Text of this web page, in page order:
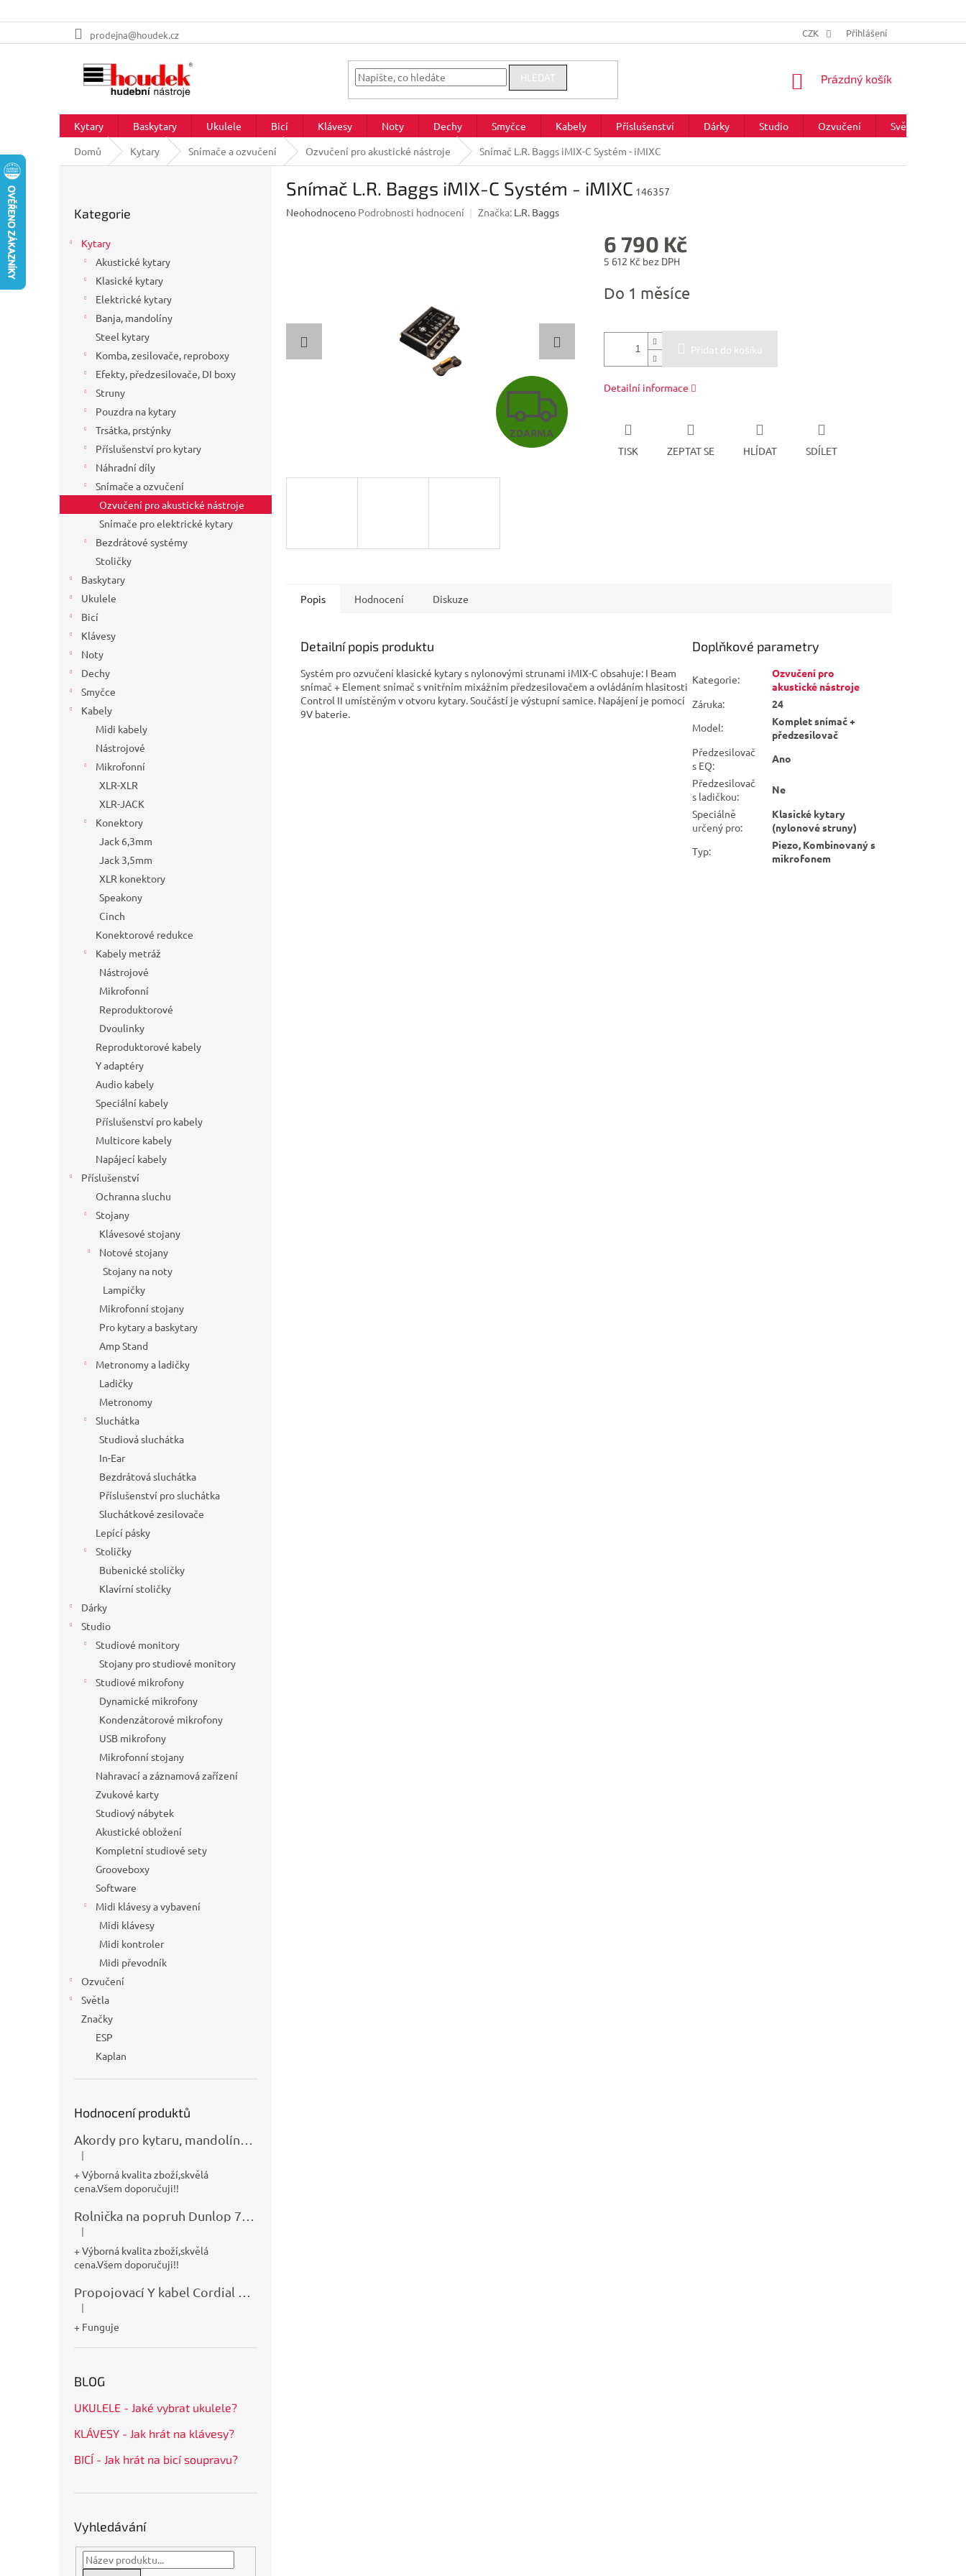
na
prodejna@houdek.cz CZK Přihlášení
HLEDAT
NÁKUPNÍ
Prázdný košík
Kytary Baskytary Ukulele Bicí Klávesy Noty Dechy Smyčce Kabely Příslušenství Dárky Studio Ozvučení Světla
Domů
Kytary Snímače a ozvučení Ozvučení pro akustické nástroje Snímač L.R. Baggs iMIX-C Systém - iMIXC
kategorie
Kategorie
Kytary
Akustické kytary
Klasické kytary
Elektrické kytary
Banja, mandolíny
Steel kytary
Komba, zesilovače, reproboxy
Efekty, předzesilovače, DI boxy
Struny
Pouzdra na kytary
Trsátka, prstýnky
Příslušenství pro kytary
Náhradní díly
Snímače a ozvučení
Ozvučení pro akustické nástroje
Snímače pro elektrické kytary
Bezdrátové systémy
Stoličky
Baskytary
Ukulele
Bicí
Klávesy
Noty
Dechy
Smyčce
Kabely
Midi kabely
Nástrojové
Mikrofonní
XLR-XLR
XLR-JACK
Konektory
Jack 6,3mm
Jack 3,5mm
XLR konektory
Speakony
Cinch
Konektorové redukce
Kabely metráž
Nástrojové
Mikrofonní
Reproduktorové
Dvoulinky
Reproduktorové kabely
Y adaptéry
Audio kabely
Speciální kabely
Příslušenství pro kabely
Multicore kabely
Napájecí kabely
Příslušenství
Ochranna sluchu
Stojany
Klávesové stojany
Notové stojany
Stojany na noty
Lampičky
Mikrofonní stojany
Pro kytary a baskytary
Amp Stand
Metronomy a ladičky
Ladičky
Metronomy
Sluchátka
Studiová sluchátka
In-Ear
Bezdrátová sluchátka
Příslušenství pro sluchátka
Sluchátkové zesilovače
Lepící pásky
Stoličky
Bubenické stoličky
Klavírní stoličky
Dárky
Studio
Studiové monitory
Stojany pro studiové monitory
Studiové mikrofony
Dynamické mikrofony
Kondenzátorové mikrofony
USB mikrofony
Mikrofonní stojany
Nahravací a záznamová zařízení
Zvukové karty
Studiový nábytek
Akustické obložení
Kompletní studiové sety
Grooveboxy
Software
Midi klávesy a vybavení
Midi klávesy
Midi kontroler
Midi převodník
Ozvučení
Světla
Značky
ESP
Kaplan
Hodnocení produktů
Hodnocení produktu je 5 z 5 hvězdiček.
|
+ Výborná kvalita zboží,skvělá
cena.Všem doporučuji!!
Hodnocení produktu je 5 z 5 hvězdiček.
|
+ Výborná kvalita zboží,skvělá
cena.Všem doporučuji!!
Hodnocení produktu je 5 z 5 hvězdiček.
|
+ Funguje
BLOG
UKULELE - Jaké vybrat ukulele?
KLÁVESY - Jak hrát na klávesy?
BICÍ - Jak hrát na bicí soupravu?
Vyhledávání
Snímač L.R. Baggs iMIX-C Systém - iMIXC 146357
Průměrné
Neohodnoceno Podrobnosti hodnocení Značka: L.R. Baggs
Z
D
A
ZDARMA
6 790 Kč
5 612 Kč bez DPH
cena:
Do 1 měsíce
Přidat do košíku
Detailní informace
TISK ZEPTAT SE HLÍDAT SDÍLET
Popis Hodnocení Diskuze
Detailní popis produktu
Systém pro ozvučení klasické kytary s nylonovými strunami iMIX-C obsahuje: I Beam
snímač + Element snímač s vnitřním mixážním předzesilovačem a ovládáním hlasitosti
Control II umístěným v otvoru kytary. Součástí je výstupní samice. Napájení je pomocí
9V baterie.
Doplňkové parametry
Kategorie:
Ozvučení pro
akustické nástroje
Záruka:
24
Model:
Komplet snímač +
předzesilovač
Předzesilovač
s EQ:
Ano
Předzesilovač
s ladičkou:
Ne
Speciálně
určený pro:
Klasické kytary
(nylonové struny)
Typ:
Piezo, Kombinovaný s
mikrofonem